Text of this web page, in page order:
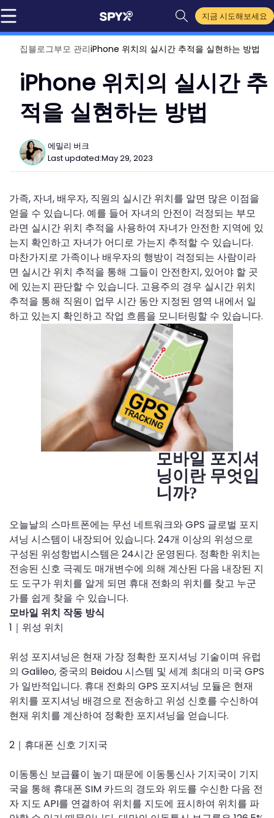
지금 시도해보세요
집블로그부모 관리iPhone 위치의 실시간 추적을 실현하는 방법
iPhone 위치의 실시간 추
적을 실현하는 방법
에밀리 버크
Last updated:May 29, 2023
가족, 자녀, 배우자, 직원의 실시간 위치를 알면 많은 이점을
얻을 수 있습니다. 예를 들어 자녀의 안전이 걱정되는 부모
라면 실시간 위치 추적을 사용하여 자녀가 안전한 지역에 있
는지 확인하고 자녀가 어디로 가는지 추적할 수 있습니다.
마찬가지로 가족이나 배우자의 행방이 걱정되는 사람이라
면 실시간 위치 추적을 통해 그들이 안전한지, 있어야 할 곳
에 있는지 판단할 수 있습니다. 고용주의 경우 실시간 위치
추적을 통해 직원이 업무 시간 동안 지정된 영역 내에서 일
하고 있는지 확인하고 작업 흐름을 모니터링할 수 있습니다.
모바일 포지셔
닝이란 무엇입
니까?
오늘날의 스마트폰에는 무선 네트워크와 GPS 글로벌 포지
셔닝 시스템이 내장되어 있습니다. 24개 이상의 위성으로
구성된 위성항법시스템은 24시간 운영된다. 정확한 위치는
전송된 신호 극궤도 매개변수에 의해 계산된 다음 내장된 지
도 도구가 위치를 알게 되면 휴대 전화의 위치를 ​​찾고 누군
가를 쉽게 찾을 수 있습니다.
모바일 위치 작동 방식
1｜위성 위치
위성 포지셔닝은 현재 가장 정확한 포지셔닝 기술이며 유럽
의 Galileo, 중국의 Beidou 시스템 및 세계 최대의 미국 GPS
가 일반적입니다. 휴대 전화의 GPS 포지셔닝 모듈은 현재
위치를 포지셔닝 배경으로 전송하고 위성 신호를 수신하여
현재 위치를 계산하여 정확한 포지셔닝을 얻습니다.
2｜휴대폰 신호 기지국
이동통신 보급률이 높기 때문에 이동통신사 기지국이 기지
국을 통해 휴대폰 SIM 카드의 경도와 위도를 수신한 다음 전
자 지도 API를 연결하여 위치를 지도에 표시하여 위치를 파